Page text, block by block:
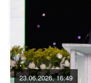
23.06.2026, 16:49